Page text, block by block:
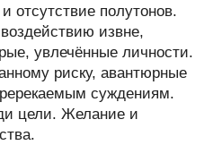
отсутствие полутонов.
извне,
увлечённые личности.
риску, авантюрные
суждениям.
цели. Желание и